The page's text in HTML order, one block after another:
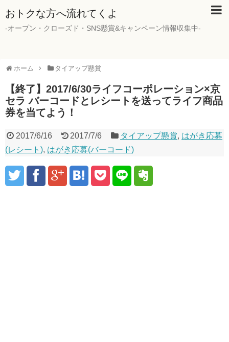
おトクな方へ流れてくよ
-オープン・クローズド・SNS懸賞&キャンペーン情報収集中-
ホーム タイアップ懸賞
【終了】2017/6/30ライフコーポレーション×京
セラ バーコードとレシートを送ってライフ商品
券を当てよう！
2017/6/16 2017/7/6 タイアップ懸賞, はがき応募
(レシート), はがき応募(バーコード)